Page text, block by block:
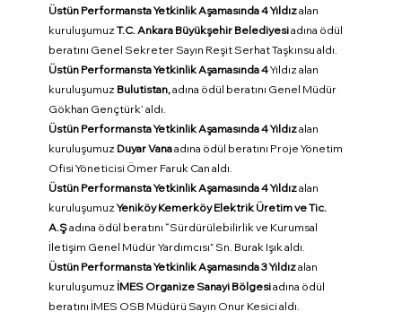
Üstün Performansta Yetkinlik Aşamasında 4 Yıldız alan
kuruluşumuz T.C. Ankara Büyükşehir Belediyesi adına ödül
beratını Genel Sekreter Sayın Reşit Serhat Taşkınsu aldı.
Üstün Performansta Yetkinlik Aşamasında 4 Yıldız alan
kuruluşumuz Bulutistan, adına ödül beratını Genel Müdür
Gökhan Gençtürk’ aldı.
Üstün Performansta Yetkinlik Aşamasında 4 Yıldız alan
kuruluşumuz Duyar Vana adına ödül beratını Proje Yönetim
Ofisi Yöneticisi Ömer Faruk Can aldı.
Üstün Performansta Yetkinlik Aşamasında 4 Yıldız alan
kuruluşumuz Yeniköy Kemerköy Elektrik Üretim ve Tic.
A.Ş adına ödül beratını “Sürdürülebilirlik ve Kurumsal
İletişim Genel Müdür Yardımcısı” Sn. Burak Işık aldı.
Üstün Performansta Yetkinlik Aşamasında 3 Yıldız alan
kuruluşumuz İMES Organize Sanayi Bölgesi adına ödül
beratını İMES OSB Müdürü Sayın Onur Kesici aldı.